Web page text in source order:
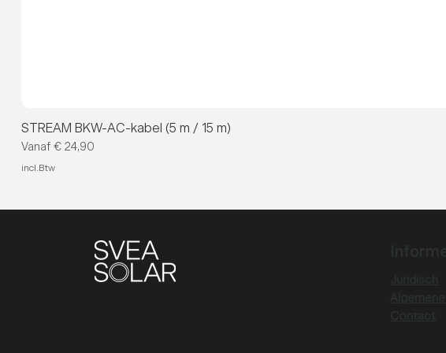
STREAM BKW-AC-kabel (5 m / 15 m)
Vanaf € 24,90
Verkoopprijs
incl.Btw